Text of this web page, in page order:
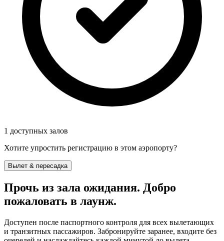
1 доступных залов
Хотите упростить регистрацию в этом аэропорту?
Вылет & пересадка
Прочь из зала ожидания. Добро
пожаловать в лаунж.
Доступен после паспортного контроля для всех вылетающих
и транзитных пассажиров. Забронируйте заранее, входите без